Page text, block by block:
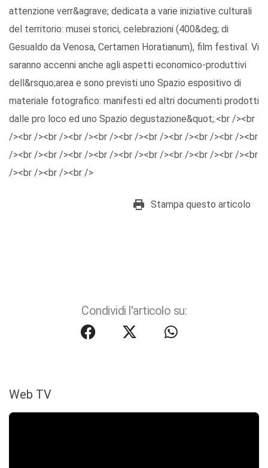
attenzione verr&agrave; dedicata a varie iniziative culturali
del territorio: musei storici, celebrazioni (400&deg; di
Gesualdo da Venosa, Certamen Horatianum), film festival. Vi
saranno accenni anche agli aspetti economico-produttivi
dell&rsquo;area e sono previsti uno Spazio espositivo di
materiale fotografico: manifesti ed altri documenti prodotti
dalle pro loco ed uno Spazio degustazione&quot;.<br /><br
/><br /><br /><br /><br /><br /><br /><br /><br /><br /><br
/><br /><br /><br /><br /><br /><br /><br /><br /><br /><br
/><br /><br /><br />
Stampa questo articolo
Condividi l'articolo su:
Web TV